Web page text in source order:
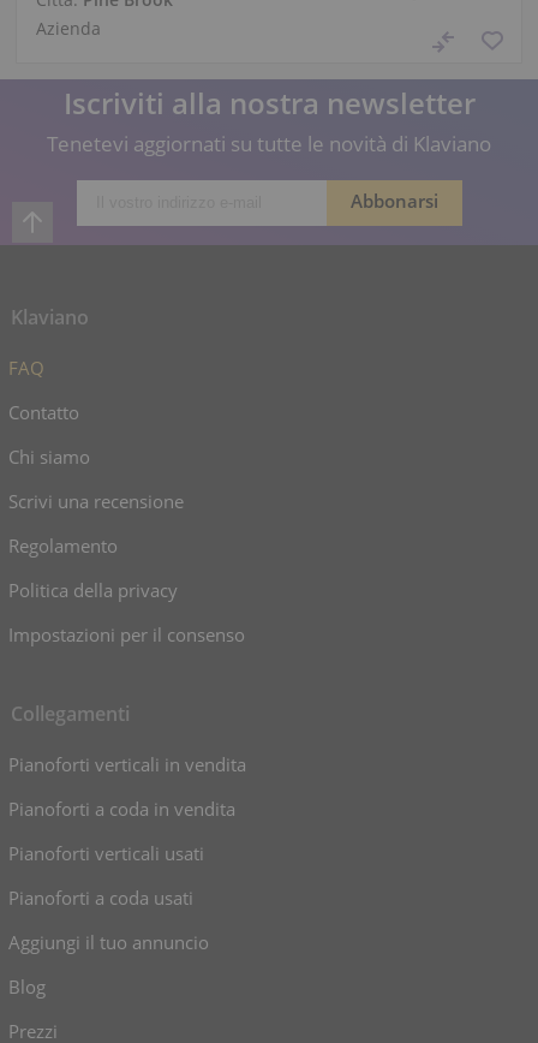
Azienda
Iscriviti alla nostra newsletter
Tenetevi aggiornati su tutte le novità di Klaviano
Klaviano
FAQ
Contatto
Chi siamo
Scrivi una recensione
Regolamento
Politica della privacy
Impostazioni per il consenso
Collegamenti
Pianoforti verticali in vendita
Pianoforti a coda in vendita
Pianoforti verticali usati
Pianoforti a coda usati
Aggiungi il tuo annuncio
Blog
Prezzi